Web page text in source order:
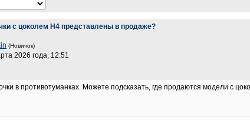
с цоколем H4 представлены в продаже?
(Новичок)
2026 года, 12:51
в противотуманках. Можете подсказать, где продаются модели с